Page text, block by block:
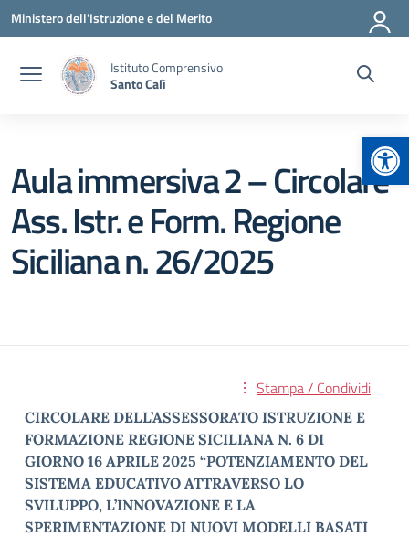
Vai ai contenuti
Vai al menu di navigazione
Vai al footer
Ministero dell'Istruzione e del Merito
Istituto Comprensivo
Santo Calì
Aula immersiva 2 – Circolare
Ass. Istr. e Form. Regione
Siciliana n. 26/2025
Stampa / Condividi
CIRCOLARE DELL’ASSESSORATO ISTRUZIONE E
FORMAZIONE REGIONE SICILIANA N. 6 DI
GIORNO 16 APRILE 2025 “POTENZIAMENTO DEL
SISTEMA EDUCATIVO ATTRAVERSO LO
SVILUPPO, L’INNOVAZIONE E LA
SPERIMENTAZIONE DI NUOVI MODELLI BASATI